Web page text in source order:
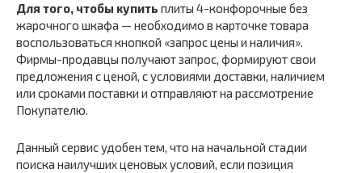
Для того, чтобы купить плиты 4-конфорочные без
жарочного шкафа — необходимо в карточке товара
воспользоваться кнопкой «запрос цены и наличия».
Фирмы-продавцы получают запрос, формируют свои
предложения с ценой, с условиями доставки, наличием
или сроками поставки и отправляют на рассмотрение
Покупателю.
Данный сервис удобен тем, что на начальной стадии
поиска наилучших ценовых условий, если позиция